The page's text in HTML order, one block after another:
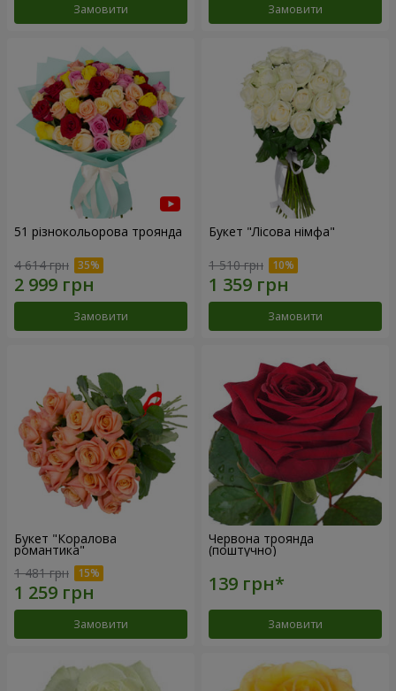
Замовити Замовити
51 різнокольорова троянда
4 614 грн
Замовити
Букет "Лісова німфа"
1 510 грн
Замовити
Букет "Коралова
романтика"
1 481 грн
Замовити
Червона троянда
(поштучно)
Замовити